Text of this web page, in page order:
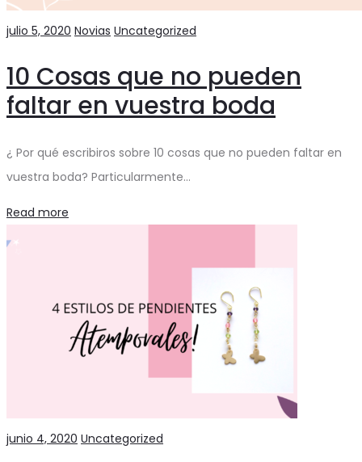
julio 5, 2020 Novias Uncategorized
10 Cosas que no pueden
faltar en vuestra boda
¿ Por qué escribiros sobre 10 cosas que no pueden faltar en
vuestra boda? Particularmente…
Read more
junio 4, 2020 Uncategorized